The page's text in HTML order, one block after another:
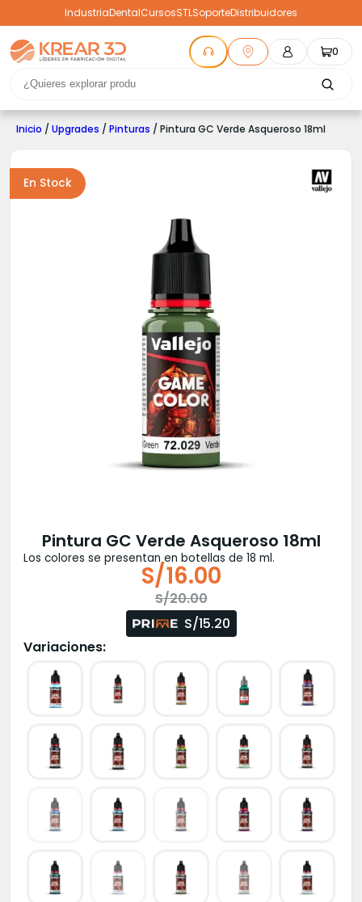
IndustriaDentalCursosSTLSoporteDistribuidores
0
Inicio / Upgrades / Pinturas / Pintura GC Verde Asqueroso 18ml
En Stock
Pintura GC Verde Asqueroso 18ml
Los colores se presentan en botellas de 18 ml.
S/20.00
original
era:
S/20.00.
S/16.00
actual
es:
S/16.00.
S/15.20
Variaciones: